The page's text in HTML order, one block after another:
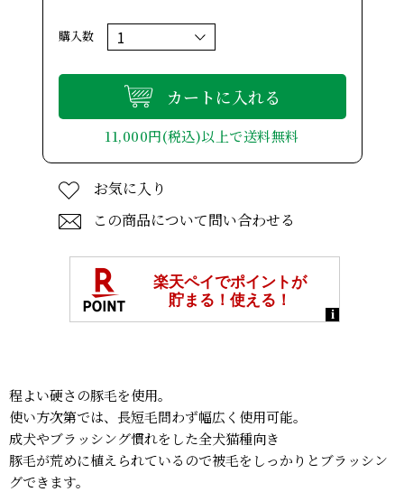
購入数
カートに入れる
11,000円(税込)以上で送料無料
お気に入り
この商品について問い合わせる
程よい硬さの豚毛を使用。
使い方次第では、長短毛問わず幅広く使用可能。
成犬やブラッシング慣れをした全犬猫種向き
豚毛が荒めに植えられているので被毛をしっかりとブラッシン
グできます。